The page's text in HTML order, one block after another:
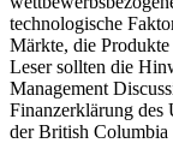
technologische
Märkte, die
Leser sollten die
Management
Finanzerklärung des
der British Columbia